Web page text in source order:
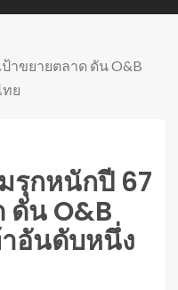
าขยายตลาด ดัน O&B
ย
รุกหนักปี 67
ดัน O&B
อันดับหนึ่ง